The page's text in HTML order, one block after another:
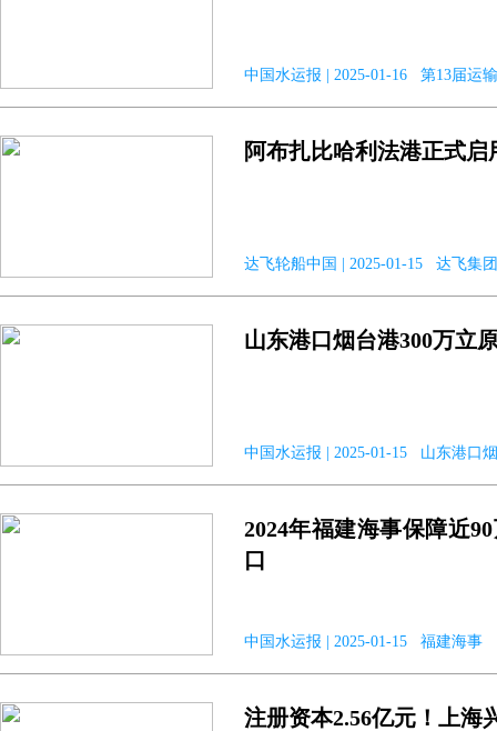
中国水运报 | 2025-01-16 第13届运
阿布扎比哈利法港正式启
达飞轮船中国 | 2025-01-15 达飞集团
山东港口烟台港300万立
中国水运报 | 2025-01-15 山东港口
2024年福建海事保障近
口
中国水运报 | 2025-01-15 福建海事
注册资本2.56亿元！上海